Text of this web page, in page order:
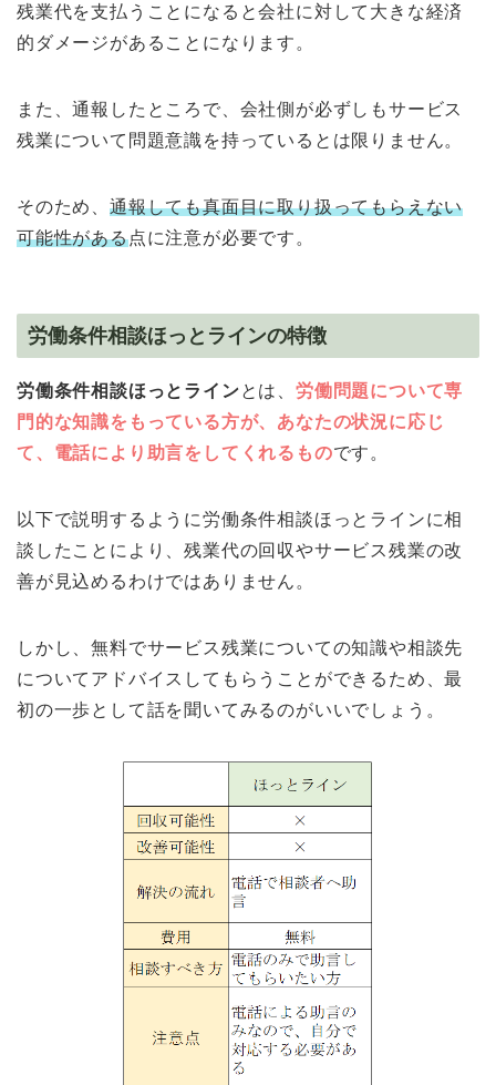
残業代を支払うことになると会社に対して大きな経済
的ダメージがあることになります。
また、通報したところで、会社側が必ずしもサービス
残業について問題意識を持っているとは限りません。
そのため、 通報しても真面目に取り扱ってもらえない
可能性がある点に注意が必要です。
労働条件相談ほっとラインの特徴
労働条件相談ほっとラインとは、労働問題について専
門的な知識をもっている方が、あなたの状況に応じ
て、電話により助言をしてくれるものです。
以下で説明するように労働条件相談ほっとラインに相
談したことにより、残業代の回収やサービス残業の改
善が見込めるわけではありません。
しかし、無料でサービス残業についての知識や相談先
についてアドバイスしてもらうことができるため、最
初の一歩として話を聞いてみるのがいいでしょう。